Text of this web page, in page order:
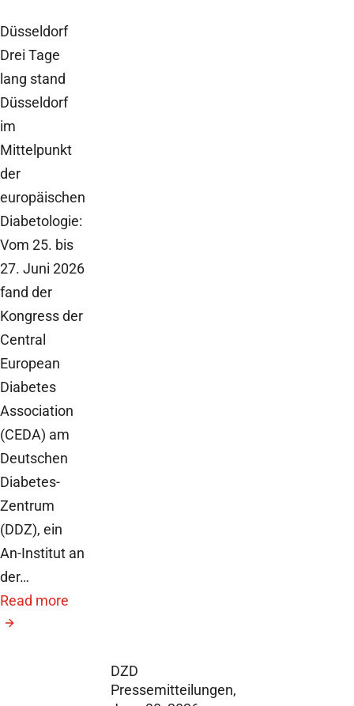
DZD
Pressemitteilungen,
Düsseldorf
Drei Tage
lang stand
Düsseldorf
im
Mittelpunkt
der
europäischen
Diabetologie:
Vom 25. bis
27. Juni 2026
fand der
Kongress der
Central
European
Diabetes
Association
(CEDA) am
Deutschen
Diabetes-
Zentrum
(DDZ), ein
An-Institut an
der…
Read more